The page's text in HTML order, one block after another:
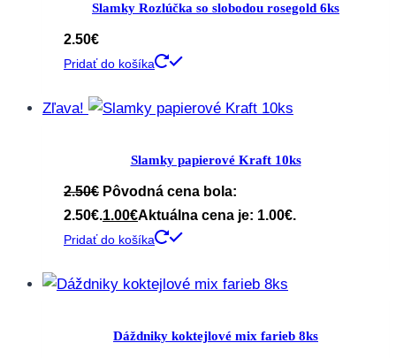
Slamky Rozlúčka so slobodou rosegold 6ks
2.50€
Pridať do košíka
Zľava!
Slamky papierové Kraft 10ks
2.50€ Pôvodná cena bola:
2.50€.1.00€Aktuálna cena je: 1.00€.
Pridať do košíka
Dáždniky koktejlové mix farieb 8ks